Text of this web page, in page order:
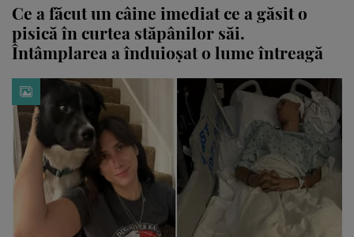
Ce a făcut un câine imediat ce a găsit o
pisică în curtea stăpânilor săi.
Întâmplarea a înduioșat o lume întreagă